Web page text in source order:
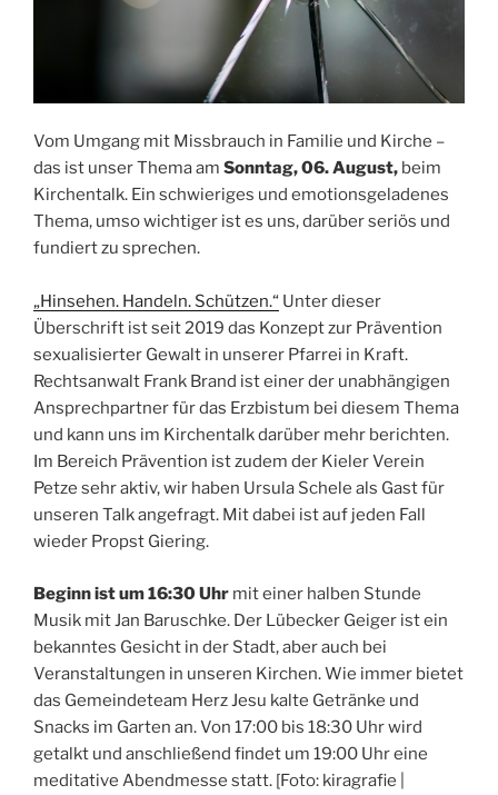
Vom Umgang mit Missbrauch in Familie und Kirche –
das ist unser Thema am Sonntag, 06. August, beim
Kirchentalk. Ein schwieriges und emotionsgeladenes
Thema, umso wichtiger ist es uns, darüber seriös und
fundiert zu sprechen.
„Hinsehen. Handeln. Schützen.“ Unter dieser
Überschrift ist seit 2019 das Konzept zur Prävention
sexualisierter Gewalt in unserer Pfarrei in Kraft.
Rechtsanwalt Frank Brand ist einer der unabhängigen
Ansprechpartner für das Erzbistum bei diesem Thema
und kann uns im Kirchentalk darüber mehr berichten.
Im Bereich Prävention ist zudem der Kieler Verein
Petze sehr aktiv, wir haben Ursula Schele als Gast für
unseren Talk angefragt. Mit dabei ist auf jeden Fall
wieder Propst Giering.
Beginn ist um 16:30 Uhr mit einer halben Stunde
Musik mit Jan Baruschke. Der Lübecker Geiger ist ein
bekanntes Gesicht in der Stadt, aber auch bei
Veranstaltungen in unseren Kirchen. Wie immer bietet
das Gemeindeteam Herz Jesu kalte Getränke und
Snacks im Garten an. Von 17:00 bis 18:30 Uhr wird
getalkt und anschließend findet um 19:00 Uhr eine
meditative Abendmesse statt. [Foto: kiragrafie |